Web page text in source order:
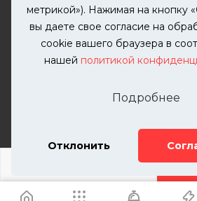
метрикой»). Нажимая на кнопку
вы даете свое согласие на
cookie вашего браузера в
нашей политикой
Подробнее
Отклонить
2026 © KUTUZOVV | Кузовной
автомобилей. Вся информация на
разрешения запрещена. Все
Телефон: 8(499)-302-